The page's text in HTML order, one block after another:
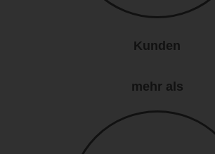
Kunden
mehr als